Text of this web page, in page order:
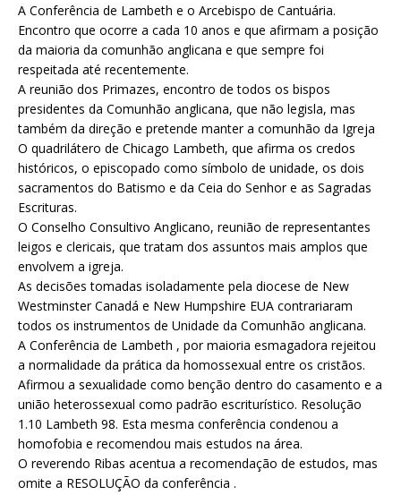
A Conferência de Lambeth e o Arcebispo de Cantuária.
Encontro que ocorre a cada 10 anos e que afirmam a posição
da maioria da comunhão anglicana e que sempre foi
respeitada até recentemente.
A reunião dos Primazes, encontro de todos os bispos
presidentes da Comunhão anglicana, que não legisla, mas
também da direção e pretende manter a comunhão da Igreja
O quadrilátero de Chicago Lambeth, que afirma os credos
históricos, o episcopado como símbolo de unidade, os dois
sacramentos do Batismo e da Ceia do Senhor e as Sagradas
Escrituras.
O Conselho Consultivo Anglicano, reunião de representantes
leigos e clericais, que tratam dos assuntos mais amplos que
envolvem a igreja.
As decisões tomadas isoladamente pela diocese de New
Westminster Canadá e New Humpshire EUA contrariaram
todos os instrumentos de Unidade da Comunhão anglicana.
A Conferência de Lambeth , por maioria esmagadora rejeitou
a normalidade da prática da homossexual entre os cristãos.
Afirmou a sexualidade como benção dentro do casamento e a
união heterossexual como padrão escriturístico. Resolução
1.10 Lambeth 98. Esta mesma conferência condenou a
homofobia e recomendou mais estudos na área.
O reverendo Ribas acentua a recomendação de estudos, mas
omite a RESOLUÇÃO da conferência .